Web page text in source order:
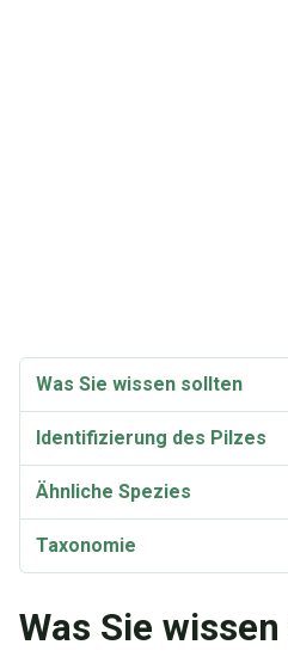
Was Sie wissen sollten
Identifizierung des Pilzes
Ähnliche Spezies
Taxonomie
Was Sie